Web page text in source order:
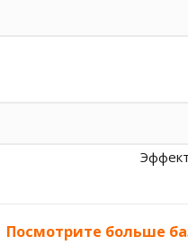
Посмотрите больше